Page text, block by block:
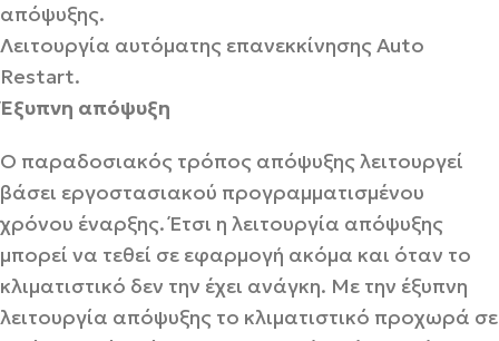
απόψυξης.
Λειτουργία αυτόματης επανεκκίνησης Auto
Restart.
Έξυπνη απόψυξη
Ο παραδοσιακός τρόπος απόψυξης λειτουργεί
βάσει εργοστασιακού προγραμματισμένου
χρόνου έναρξης. Έτσι η λειτουργία απόψυξης
μπορεί να τεθεί σε εφαρμογή ακόμα και όταν το
κλιματιστικό δεν την έχει ανάγκη. Με την έξυπνη
λειτουργία απόψυξης το κλιματιστικό προχωρά σε